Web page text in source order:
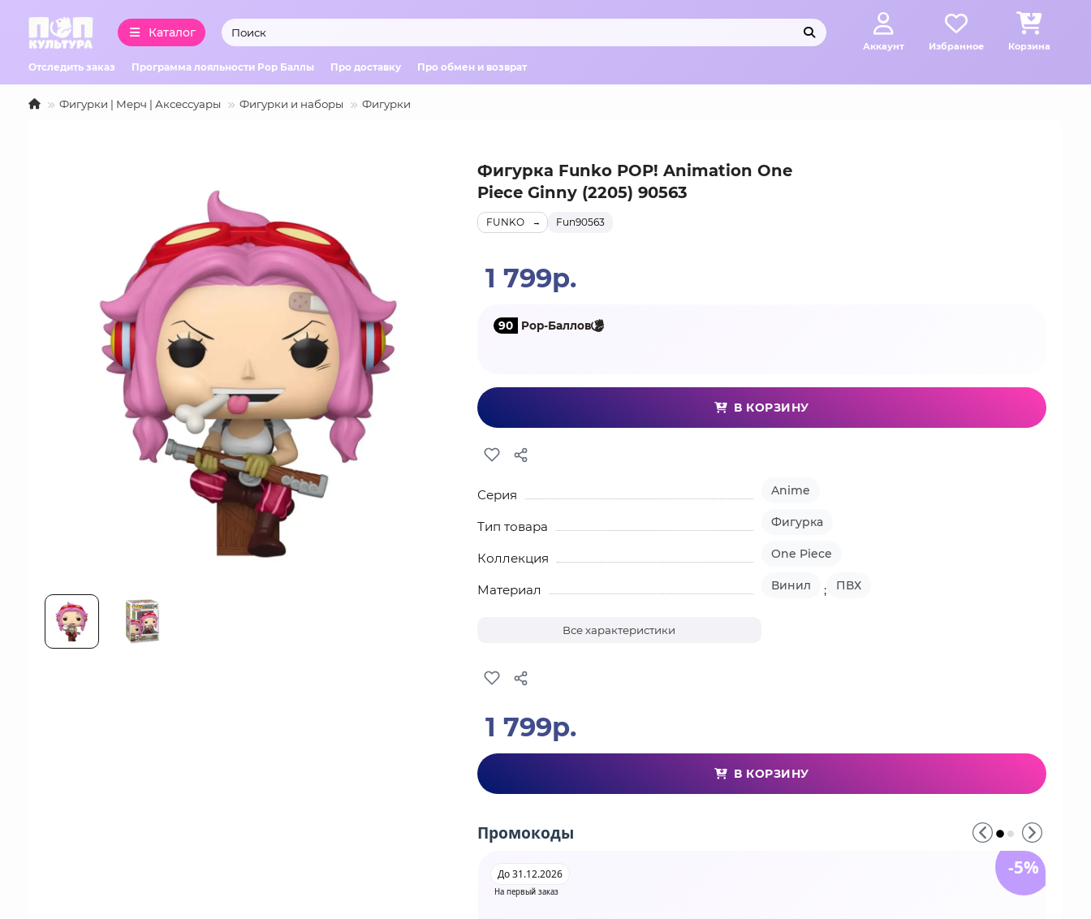
Каталог
Аккаунт Избранное Корзина
Отследить заказ Программа лояльности Pop Баллы Про доставку Про обмен и возврат
Фигурки | Мерч | Аксессуары Фигурки и наборы Фигурки
Фигурка Funko POP! Animation One
Piece Ginny (2205) 90563
Fun90563
FUNKO
1 799р.
90 Pop-Баллов
В КОРЗИНУ
Серия Anime
Тип товара Фигурка
Коллекция One Piece
Материал Винил ; ПВХ
Все характеристики
1 799р.
В КОРЗИНУ
Промокоды
На первый заказ
До 31.12.2026 -5%